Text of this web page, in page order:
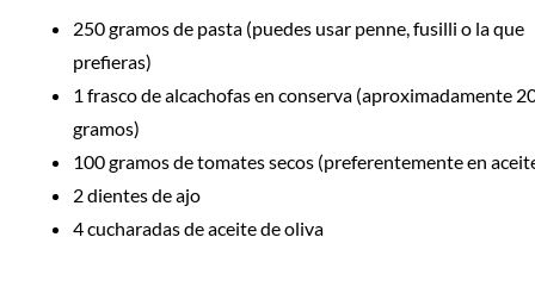
250 gramos de pasta (puedes usar penne, fusilli o la que
prefieras)
1 frasco de alcachofas en conserva (aproximadamente
gramos)
100 gramos de tomates secos (preferentemente en
2 dientes de ajo
4 cucharadas de aceite de oliva